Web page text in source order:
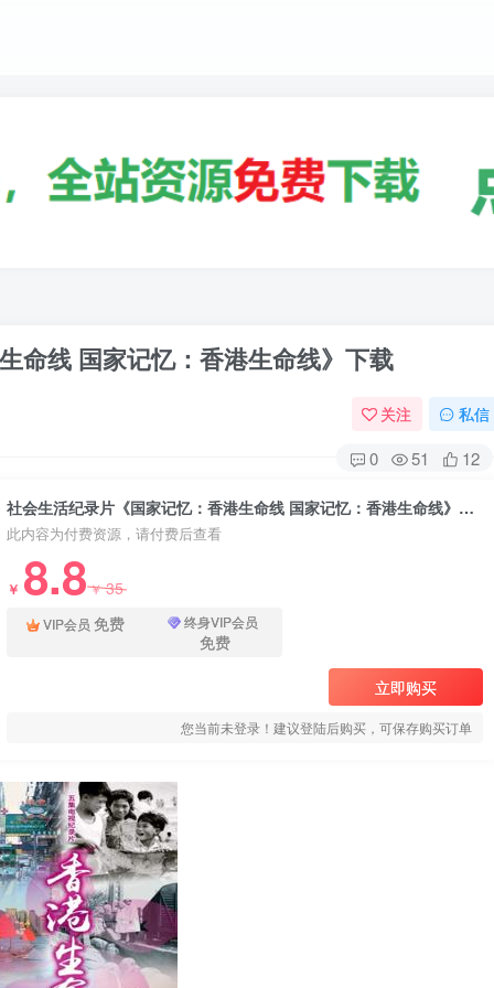
命线 国家记忆：香港生命线》下载
关注 私信
0 51 12
社会生活纪录片《国家记忆：香港生命线 国家记忆：香港生命线》下载
此内容为付费资源，请付费后查看
￥ 8.8￥35
VIP会员 免费 终身VIP会员
免费
立即购买
您当前未登录！建议登陆后购买，可保存购买订单